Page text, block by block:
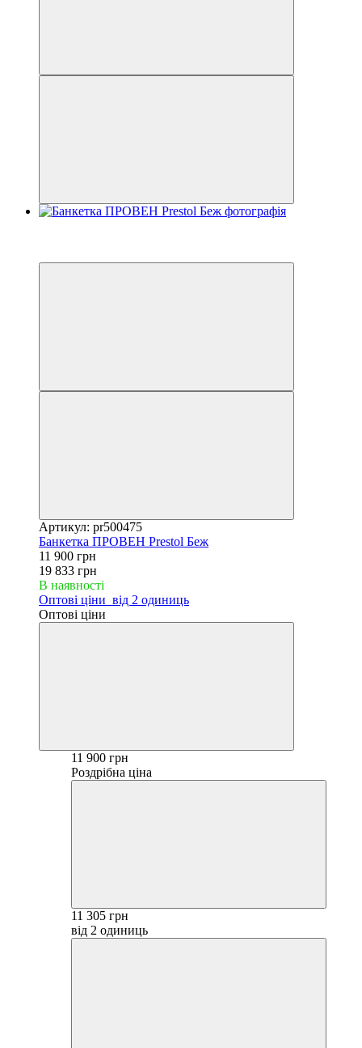
Артикул: pr500475
Банкетка ПРОВЕН Prestol Беж
11 900 грн
19 833 грн
В наявності
Оптові ціни від 2 одиниць
Оптові ціни
11 900 грн
Роздрібна ціна
11 305 грн
від 2 одиниць